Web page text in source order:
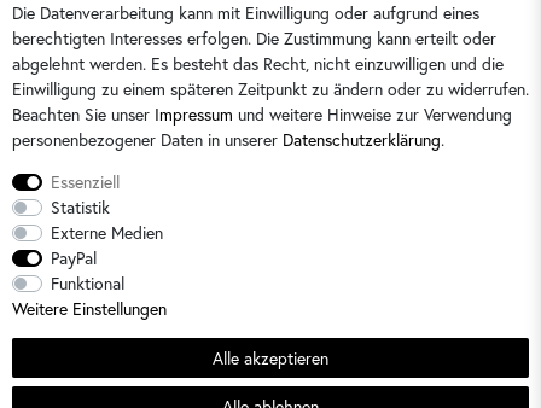
Alle Preise sind inkl. der gesetzlichen Mehrwertsteuer und zzgl.
© 2026 Dorins Kindermode / Alle Rechte vorbehalten. /
Sommerschlussverkauf
Die Datenverarbeitung kann mit Einwilligung oder aufgrund eines
berechtigten Interesses erfolgen. Die Zustimmung kann erteilt oder
abgelehnt werden. Es besteht das Recht, nicht einzuwilligen und die
Einwilligung zu einem späteren Zeitpunkt zu ändern oder zu widerrufen.
Beachten Sie unser Impressum und weitere Hinweise zur Verwendung
personenbezogener Daten in unserer Daten­schutz­erklärung.
Essenziell
Statistik
Externe Medien
PayPal
Funktional
Weitere Einstellungen
Alle akzeptieren